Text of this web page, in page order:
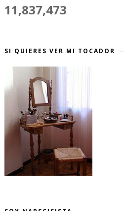
11,837,473
SI QUIERES VER MI TOCADOR